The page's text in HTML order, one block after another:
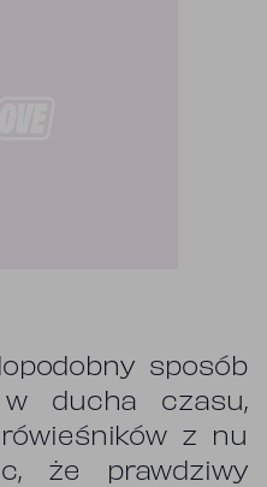
sposób
w ducha czasu,
rówieśników z nu
że prawdziwy